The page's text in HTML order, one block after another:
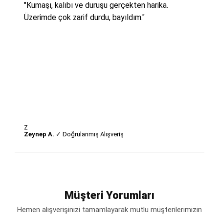
"Kumaşı, kalıbı ve duruşu gerçekten harika.
Üzerimde çok zarif durdu, bayıldım."
Z
Zeynep A. ✓ Doğrulanmış Alışveriş
Müşteri Yorumları
Hemen alışverişinizi tamamlayarak mutlu müşterilerimizin